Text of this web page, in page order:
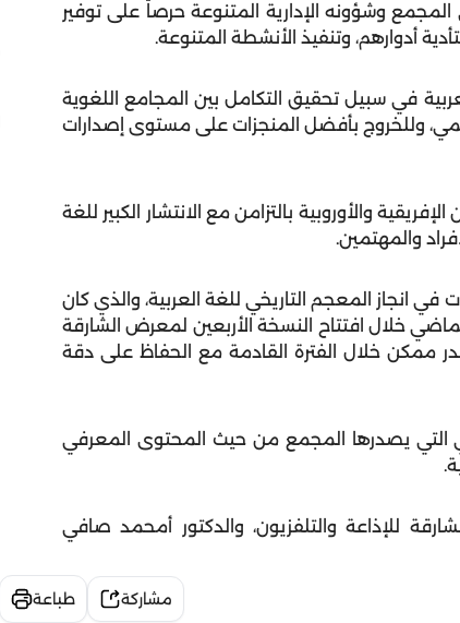
وشؤونه الإدارية المتنوعة حرصاً على توفير
أدوارهم، وتنفيذ الأنشطة المتنوعة.
في سبيل تحقيق التكامل بين المجامع اللغوية
وللخروج بأفضل المنجزات على مستوى إصدارات
والأوروبية بالتزامن مع الانتشار الكبير للغة
والمهتمين.
انجاز المعجم التاريخي للغة العربية، والذي كان
منه في نوفمبر الماضي خلال افتتاح النسخة الأربعين لمعرض الشارقة
ممكن خلال الفترة القادمة مع الحفاظ على دقة
التي يصدرها المجمع من حيث المحتوى المعرفي
للإذاعة والتلفزيون، والدكتور أمحمد صافي
مشاركة طباعة